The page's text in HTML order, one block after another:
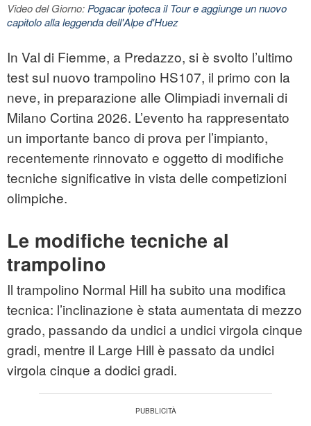
Video del Giorno:Pogacar ipoteca il Tour e aggiunge un nuovo
capitolo alla leggenda dell'Alpe d'Huez
In Val di Fiemme, a Predazzo, si è svolto l’ultimo
test sul nuovo trampolino HS107, il primo con la
neve, in preparazione alle Olimpiadi invernali di
Milano Cortina 2026. L’evento ha rappresentato
un importante banco di prova per l’impianto,
recentemente rinnovato e oggetto di modifiche
tecniche significative in vista delle competizioni
olimpiche.
Le modifiche tecniche al
trampolino
Il trampolino Normal Hill ha subito una modifica
tecnica: l’inclinazione è stata aumentata di mezzo
grado, passando da undici a undici virgola cinque
gradi, mentre il Large Hill è passato da undici
virgola cinque a dodici gradi.